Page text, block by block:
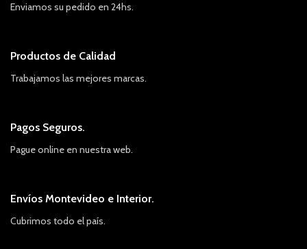
Enviamos su pedido en 24hs.
Productos de Calidad
Trabajamos las mejores marcas.
Pagos Seguros.
Pague online en nuestra web.
Envíos Montevideo e Interior.
Cubrimos todo el país.